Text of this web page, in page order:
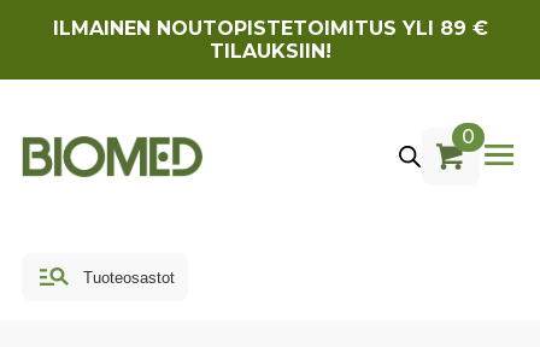
ILMAINEN NOUTOPISTETOIMITUS YLI 89 €
TILAUKSIIN!
0